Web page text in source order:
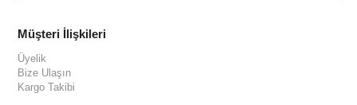
Müşteri İlişkileri
Üyelik
Bize Ulaşın
Kargo Takibi